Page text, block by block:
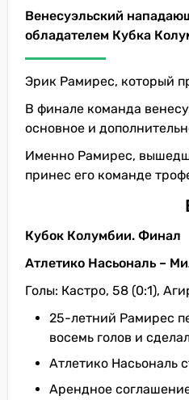
Венесуэльский
обладателем Кубка
Эрик Рамирес, который
В финале команда
основное и
Именно Рамирес,
принес его команде
Кубок Колумбии. Финал
Атлетико Насьональ –
Голы: Кастро, 58 (0:1),
25-летний Рамирес
восемь голов и
Атлетико Насьональ
Арендное